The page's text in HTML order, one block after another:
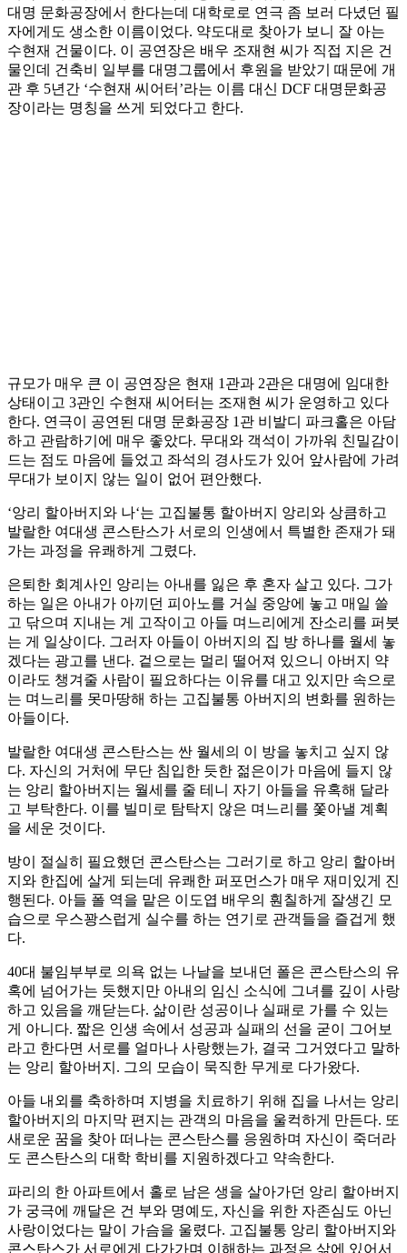
대명 문화공장에서 한다는데 대학로로 연극 좀 보러 다녔던 필
자에게도 생소한 이름이었다. 약도대로 찾아가 보니 잘 아는
수현재 건물이다. 이 공연장은 배우 조재현 씨가 직접 지은 건
물인데 건축비 일부를 대명그룹에서 후원을 받았기 때문에 개
관 후 5년간 ‘수현재 씨어터’라는 이름 대신 DCF 대명문화공
장이라는 명칭을 쓰게 되었다고 한다.
규모가 매우 큰 이 공연장은 현재 1관과 2관은 대명에 임대한
상태이고 3관인 수현재 씨어터는 조재현 씨가 운영하고 있다
한다. 연극이 공연된 대명 문화공장 1관 비발디 파크홀은 아담
하고 관람하기에 매우 좋았다. 무대와 객석이 가까워 친밀감이
드는 점도 마음에 들었고 좌석의 경사도가 있어 앞사람에 가려
무대가 보이지 않는 일이 없어 편안했다.
‘앙리 할아버지와 나‘는 고집불통 할아버지 앙리와 상큼하고
발랄한 여대생 콘스탄스가 서로의 인생에서 특별한 존재가 돼
가는 과정을 유쾌하게 그렸다.
은퇴한 회계사인 앙리는 아내를 잃은 후 혼자 살고 있다. 그가
하는 일은 아내가 아끼던 피아노를 거실 중앙에 놓고 매일 쓸
고 닦으며 지내는 게 고작이고 아들 며느리에게 잔소리를 퍼붓
는 게 일상이다. 그러자 아들이 아버지의 집 방 하나를 월세 놓
겠다는 광고를 낸다. 겉으로는 멀리 떨어져 있으니 아버지 약
이라도 챙겨줄 사람이 필요하다는 이유를 대고 있지만 속으로
는 며느리를 못마땅해 하는 고집불통 아버지의 변화를 원하는
아들이다.
발랄한 여대생 콘스탄스는 싼 월세의 이 방을 놓치고 싶지 않
다. 자신의 거처에 무단 침입한 듯한 젊은이가 마음에 들지 않
는 앙리 할아버지는 월세를 줄 테니 자기 아들을 유혹해 달라
고 부탁한다. 이를 빌미로 탐탁지 않은 며느리를 쫓아낼 계획
을 세운 것이다.
방이 절실히 필요했던 콘스탄스는 그러기로 하고 앙리 할아버
지와 한집에 살게 되는데 유쾌한 퍼포먼스가 매우 재미있게 진
행된다. 아들 폴 역을 맡은 이도엽 배우의 훤칠하게 잘생긴 모
습으로 우스꽝스럽게 실수를 하는 연기로 관객들을 즐겁게 했
다.
40대 불임부부로 의욕 없는 나날을 보내던 폴은 콘스탄스의 유
혹에 넘어가는 듯했지만 아내의 임신 소식에 그녀를 깊이 사랑
하고 있음을 깨닫는다. 삶이란 성공이나 실패로 가를 수 있는
게 아니다. 짧은 인생 속에서 성공과 실패의 선을 굳이 그어보
라고 한다면 서로를 얼마나 사랑했는가, 결국 그거였다고 말하
는 앙리 할아버지. 그의 모습이 묵직한 무게로 다가왔다.
아들 내외를 축하하며 지병을 치료하기 위해 집을 나서는 앙리
할아버지의 마지막 편지는 관객의 마음을 울컥하게 만든다. 또
새로운 꿈을 찾아 떠나는 콘스탄스를 응원하며 자신이 죽더라
도 콘스탄스의 대학 학비를 지원하겠다고 약속한다.
파리의 한 아파트에서 홀로 남은 생을 살아가던 앙리 할아버지
가 궁극에 깨달은 건 부와 명예도, 자신을 위한 자존심도 아닌
사랑이었다는 말이 가슴을 울렸다. 고집불통 앙리 할아버지와
콘스탄스가 서로에게 다가가며 이해하는 과정은 삶에 있어서